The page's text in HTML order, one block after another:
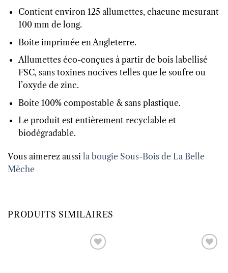
Contient environ 125 allumettes, chacune mesurant
100 mm de long.
Boite imprimée en Angleterre.
Allumettes éco-conçues à partir de bois labellisé
FSC, sans toxines nocives telles que le soufre ou
l’oxyde de zinc.
Boite 100% compostable & sans plastique.
Le produit est entièrement recyclable et
biodégradable.
Vous aimerez aussi la bougie Sous-Bois de La Belle
Mèche
PRODUITS SIMILAIRES